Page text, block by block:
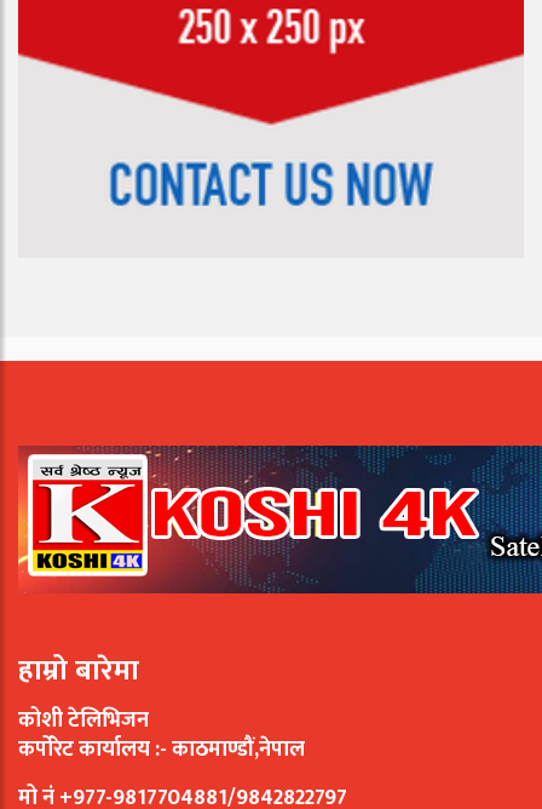
हाम्रो बारेमा
कोशी टेलिभिजन
कर्पोरेट कार्यालय :- काठमाण्डौं,नेपाल
मो नं +977-9817704881/9842822797